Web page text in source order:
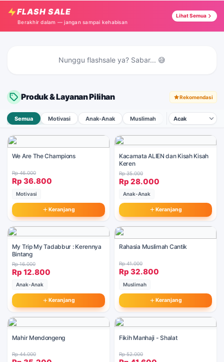
Total Motivation Tap →
CBQ : Aku Senang Mengaji Tap →
FLASH SALE
Berakhir dalam — jangan sampai kehabisan
Lihat Semua
Nunggu flashsale ya? Sabar... 😅
Produk & Layanan Pilihan Rekomendasi
Semua Motivasi Anak-Anak Muslimah Pernikahan &
We Are The Champions
Rp 46.000
Rp 36.800
Motivasi
Keranjang
Kacamata ALIEN dan Kisah Kisah
Keren
Rp 35.000
Rp 28.000
Anak-Anak
Keranjang
My Trip My Tadabbur : Kerennya
Bintang
Rp 16.000
Rp 12.800
Anak-Anak
Keranjang
Rahasia Muslimah Cantik
Rp 41.000
Rp 32.800
Muslimah
Keranjang
Mahir Mendongeng
Rp 44.000
Fikih Manhaji - Shalat
Rp 52.000